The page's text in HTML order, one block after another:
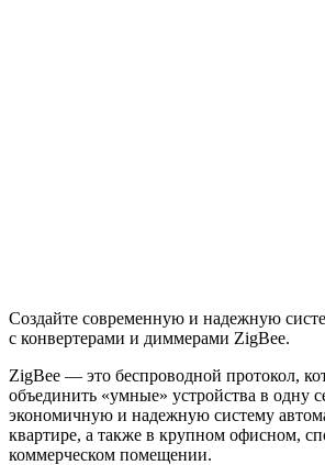
Создайте современную и надежную
с конвертерами и диммерами ZigBee.
ZigBee — это беспроводной протокол,
объединить «умные» устройства в одну
экономичную и надежную систему
квартире, а также в крупном офисном,
коммерческом помещении.